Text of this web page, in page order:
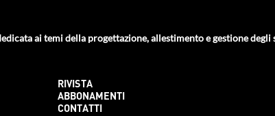
ai temi della progettazione, allestimento e gestione
RIVISTA
ABBONAMENTI
CONTATTI